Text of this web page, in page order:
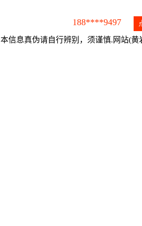
188****9497
本信息真伪请自行辨别，须谨慎.网站(